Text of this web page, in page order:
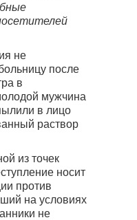
не
после
в
мужчина
в лицо
раствор
из точек
носит
против
на условиях
не